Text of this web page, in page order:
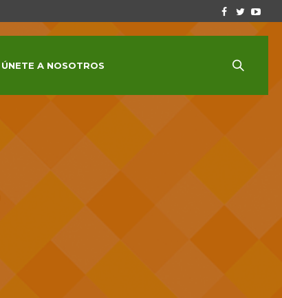
ÚNETE A NOSOTROS